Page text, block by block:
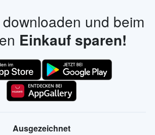
und beim
Einkauf sparen!
Ausgezeichnet